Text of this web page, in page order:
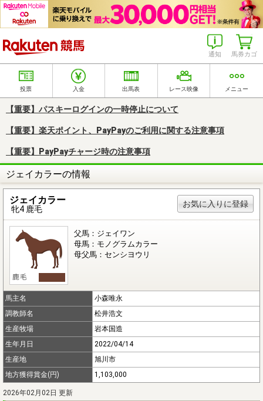
馬券カゴ
通知
投票 入金 出馬表 レース映像 メニュー
【重要】パスキーログインの一時停止について
【重要】楽天ポイント、PayPayのご利用に関する注意事項
【重要】PayPayチャージ時の注意事項
ジェイカラーの情報
ジェイカラー
牝4 鹿毛
お気に入りに登録
父馬：ジェイワン
母馬：モノグラムカラー
母父馬：センシヨウリ
馬主名
小森唯永
調教師名
松井浩文
生産牧場
岩本国造
生年月日
2022/04/14
生産地
旭川市
地方獲得賞金(円)
1,103,000
2026年02月02日 更新